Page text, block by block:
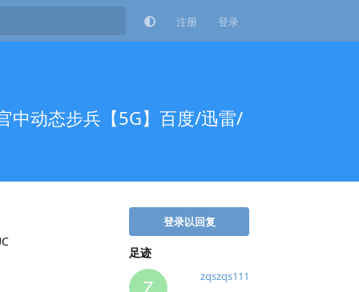
注册 登录
中动态步兵【5G】百度/迅雷/
登录以回复
足迹
zqszqs111